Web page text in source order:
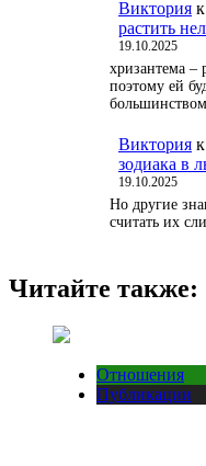
Виктория к
растить
19.10.2025
хризантема –
поэтому ей
Виктория к
зодиака в
19.10.2025
Но другие
считать их
Читайте также:
Отношения
Публикации